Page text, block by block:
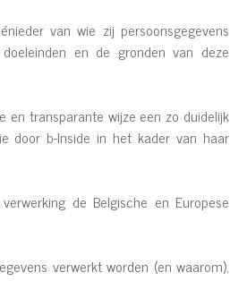
van wie zij persoonsgegevens
en de gronden van deze
en transparante wijze een zo duidelijk
door b-Inside in het kader van haar
de Belgische en Europese
verwerkt worden (en waarom),